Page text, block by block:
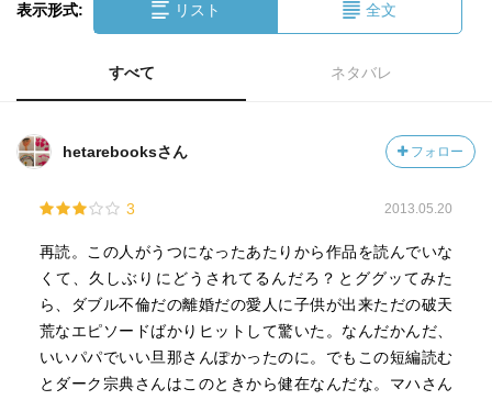
表示形式: リスト 全文
すべて ネタバレ
hetarebooksさん フォロー
3 2013.05.20
再読。この人がうつになったあたりから作品を読んでいな
くて、久しぶりにどうされてるんだろ？とググッてみた
ら、ダブル不倫だの離婚だの愛人に子供が出来ただの破天
荒なエピソードばかりヒットして驚いた。なんだかんだ、
いいパパでいい旦那さんぽかったのに。でもこの短編読む
とダーク宗典さんはこのときから健在なんだな。マハさん